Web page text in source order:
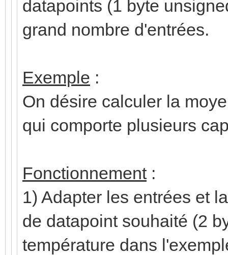
datapoints (1 byte
grand nombre d'entrées.
Exemple :
On désire calculer la
qui comporte plusieurs
Fonctionnement:
1) Adapter les entrées et
de datapoint souhaité (2
température dans